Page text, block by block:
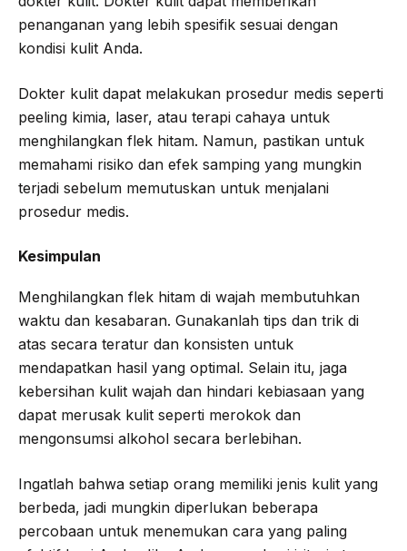
penanganan yang lebih spesifik sesuai dengan
kondisi kulit Anda.
Dokter kulit dapat melakukan prosedur medis seperti
peeling kimia, laser, atau terapi cahaya untuk
menghilangkan flek hitam. Namun, pastikan untuk
memahami risiko dan efek samping yang mungkin
terjadi sebelum memutuskan untuk menjalani
prosedur medis.
Kesimpulan
Menghilangkan flek hitam di wajah membutuhkan
waktu dan kesabaran. Gunakanlah tips dan trik di
atas secara teratur dan konsisten untuk
mendapatkan hasil yang optimal. Selain itu, jaga
kebersihan kulit wajah dan hindari kebiasaan yang
dapat merusak kulit seperti merokok dan
mengonsumsi alkohol secara berlebihan.
Ingatlah bahwa setiap orang memiliki jenis kulit yang
berbeda, jadi mungkin diperlukan beberapa
percobaan untuk menemukan cara yang paling